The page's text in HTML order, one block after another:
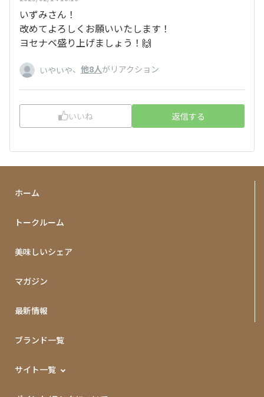
いずみさん！
改めてよろしくお願いいたします！
ヨセナベ盛り上げましょう！🙌
いやいや、 他8人がリアクション
いいね 返信する
ホーム
トークルーム
美味しいシェア
マガジン
最新情報
ブランド一覧
サイト一覧